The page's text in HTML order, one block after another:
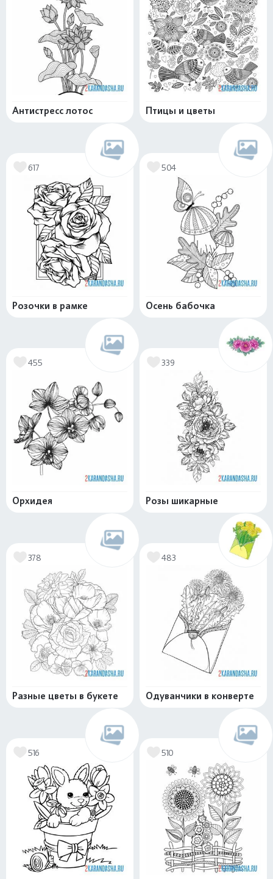
Антистресс лотос Птицы и цветы
617
Розочки в рамке
504
Осень бабочка
455
Орхидея
339
Розы шикарные
378
Разные цветы в букете
483
Одуванчики в конверте
516 510